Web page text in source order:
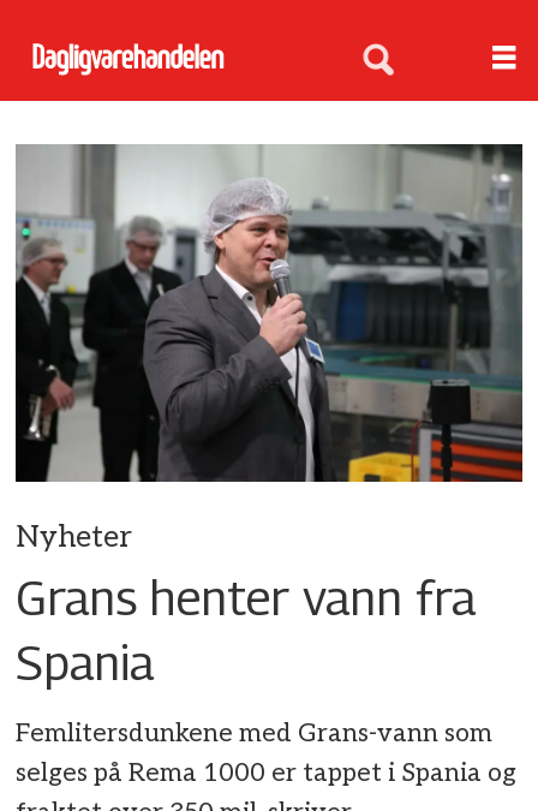
Nyheter
Grans henter vann fra
Spania
Femlitersdunkene med Grans-vann som
selges på Rema 1000 er tappet i Spania og